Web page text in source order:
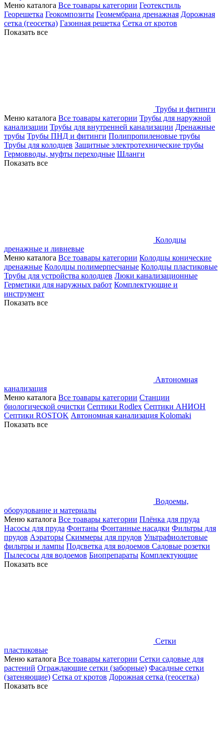
Меню каталога Все тоавары категории Геотекстиль
Георешетка Геокомпозиты Геомембрана дренажная Дорожная
сетка (геосетка) Газонная решетка Сетка от кротов
Показать все
Трубы и фитинги
Меню каталога Все тоавары категории Трубы для наружной
канализации Трубы для внутренней канализации Дренажные
трубы Трубы ПНД и фитинги Полипропиленовые трубы
Трубы для колодцев Защитные электротехнические трубы
Гермовводы, муфты переходные Шланги
Показать все
Колодцы
дренажные и ливневые
Меню каталога Все тоавары категории Колодцы конические
дренажные Колодцы полимерпесчаные Колодцы пластиковые
Трубы для устройства колодцев Люки канализационные
Герметики для наружных работ Комплектующие и
инструмент
Показать все
Автономная
канализация
Меню каталога Все тоавары категории Станции
биологической очистки Септики Rodlex Септики АНИОН
Септики ROSTOK Автономная канализация Kolomaki
Показать все
Водоемы,
оборудование и материалы
Меню каталога Все тоавары категории Плёнка для пруда
Насосы для пруда Фонтаны Фонтанные насадки Фильтры для
прудов Аэраторы Скиммеры для прудов Ультрафиолетовые
фильтры и лампы Подсветка для водоемов Садовые розетки
Пылесосы для водоемов Биопрепараты Комплектующие
Показать все
Сетки
пластиковые
Меню каталога Все тоавары категории Сетки садовые для
растений Ограждающие сетки (заборные) Фасадные сетки
(затеняющие) Сетка от кротов Дорожная сетка (геосетка)
Показать все